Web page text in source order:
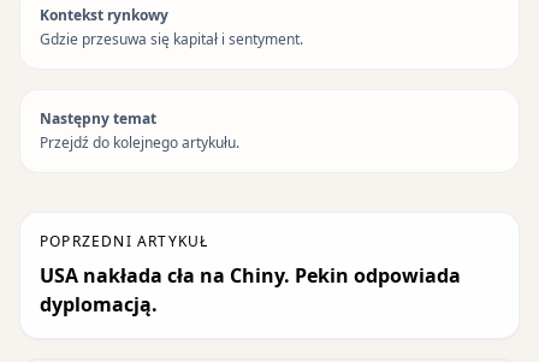
Kontekst rynkowy
Gdzie przesuwa się kapitał i sentyment.
Następny temat
Przejdź do kolejnego artykułu.
POPRZEDNI ARTYKUŁ
USA nakłada cła na Chiny. Pekin odpowiada
dyplomacją.